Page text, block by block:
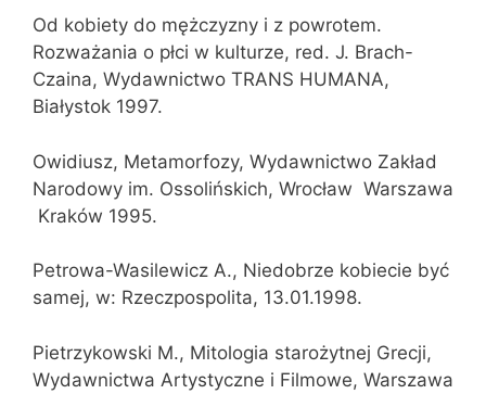
Od kobiety do mężczyzny i z powrotem.
Rozważania o płci w kulturze, red. J. Brach-
Czaina, Wydawnictwo TRANS HUMANA,
Białystok 1997.
Owidiusz, Metamorfozy, Wydawnictwo Zakład
Narodowy im. Ossolińskich, Wrocław  Warszawa
 Kraków 1995.
Petrowa-Wasilewicz A., Niedobrze kobiecie być
samej, w: Rzeczpospolita, 13.01.1998.
Pietrzykowski M., Mitologia starożytnej Grecji,
Wydawnictwa Artystyczne i Filmowe, Warszawa